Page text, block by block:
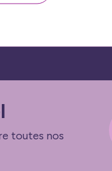
toutes nos